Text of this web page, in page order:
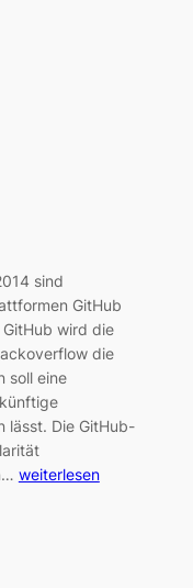
sind
GitHub
wird die
die
soll eine
lässt. Die GitHub-
weiterlesen